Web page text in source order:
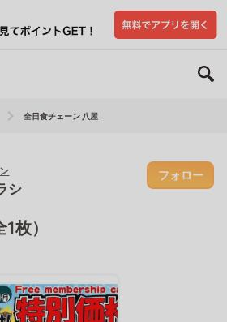
全日食チェーン 八屋
シ
フォロー
枚）